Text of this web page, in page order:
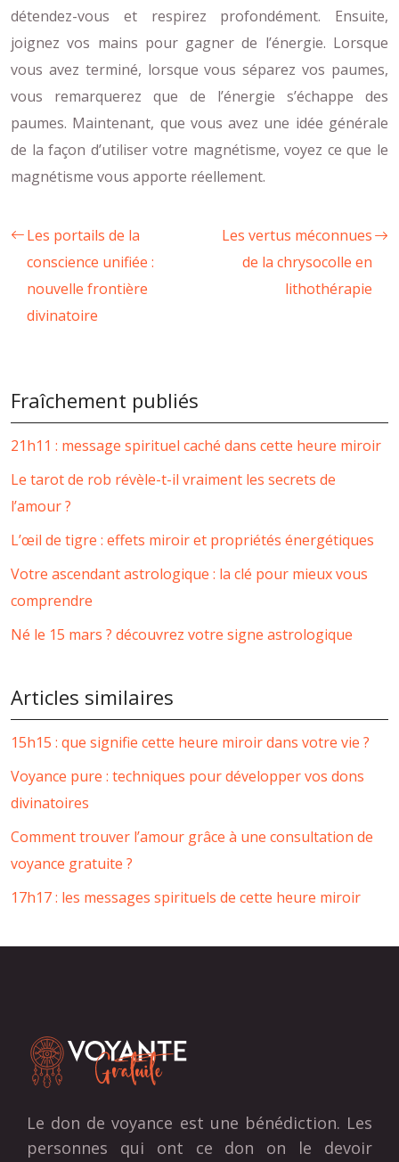
détendez-vous et respirez profondément. Ensuite,
joignez vos mains pour gagner de l’énergie. Lorsque
vous avez terminé, lorsque vous séparez vos paumes,
vous remarquerez que de l’énergie s’échappe des
paumes. Maintenant, que vous avez une idée générale
de la façon d’utiliser votre magnétisme, voyez ce que le
magnétisme vous apporte réellement.
Les portails de la
conscience unifiée :
nouvelle frontière
divinatoire
Les vertus méconnues
de la chrysocolle en
lithothérapie
Fraîchement publiés
21h11 : message spirituel caché dans cette heure miroir
Le tarot de rob révèle-t-il vraiment les secrets de
l’amour ?
L’œil de tigre : effets miroir et propriétés énergétiques
Votre ascendant astrologique : la clé pour mieux vous
comprendre
Né le 15 mars ? découvrez votre signe astrologique
Articles similaires
15h15 : que signifie cette heure miroir dans votre vie ?
Voyance pure : techniques pour développer vos dons
divinatoires
Comment trouver l’amour grâce à une consultation de
voyance gratuite ?
17h17 : les messages spirituels de cette heure miroir
Le don de voyance est une bénédiction. Les
personnes qui ont ce don on le devoir